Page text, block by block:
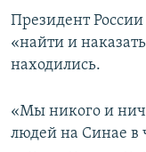
Президент России
«найти и
находились.
«Мы никого и
людей на Синае в